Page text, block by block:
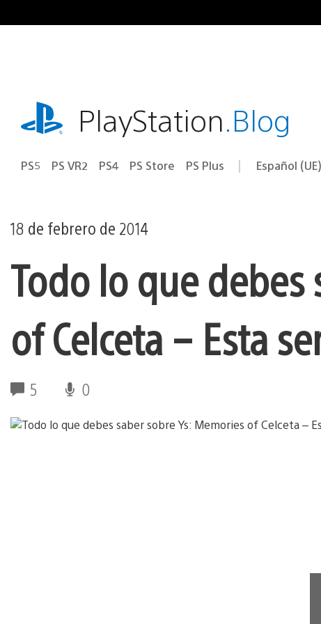
al
playstation.comPlayStation.Blog
PS5 PS VR2 PS4 PS Store PS Plus Selecciona
Región
Español (UE)
18 de febrero de 2014
Todo lo que debes
of Celceta – Esta
5 0